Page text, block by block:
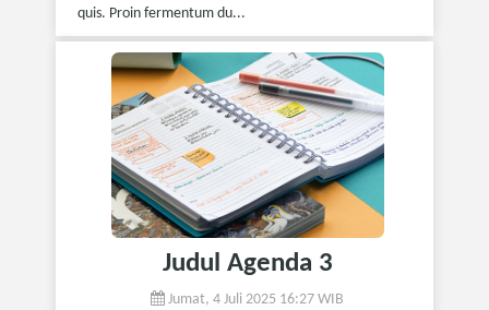
quis. Proin fermentum du...
Judul Agenda 3
Jumat, 4 Juli 2025 16:27 WIB